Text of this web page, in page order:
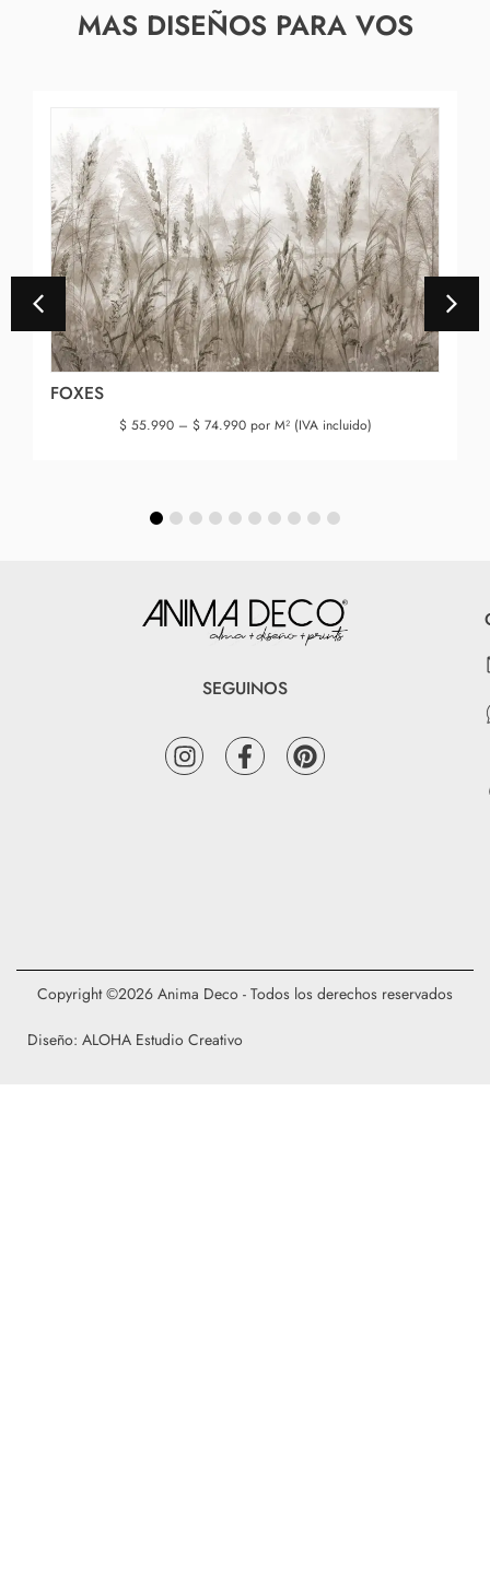
MAS DISEÑOS PARA VOS
FOXES
$55.990 – $74.990por M² (IVA incluido)
SEGUINOS
Diseño: ALOHA Estudio Creativo
Copyright ©2026 Anima Deco - Todos los derechos reservados